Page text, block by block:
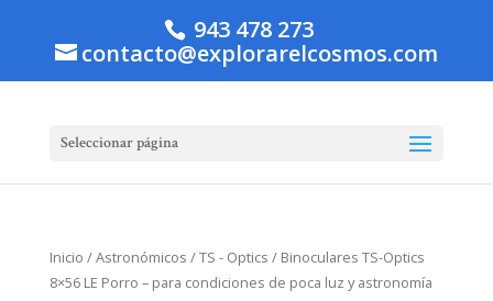
943 478 273
contacto@explorarelcosmos.com
Seleccionar página
Inicio /Astronómicos /TS - Optics / Binoculares TS-Optics
8×56 LE Porro – para condiciones de poca luz y astronomía